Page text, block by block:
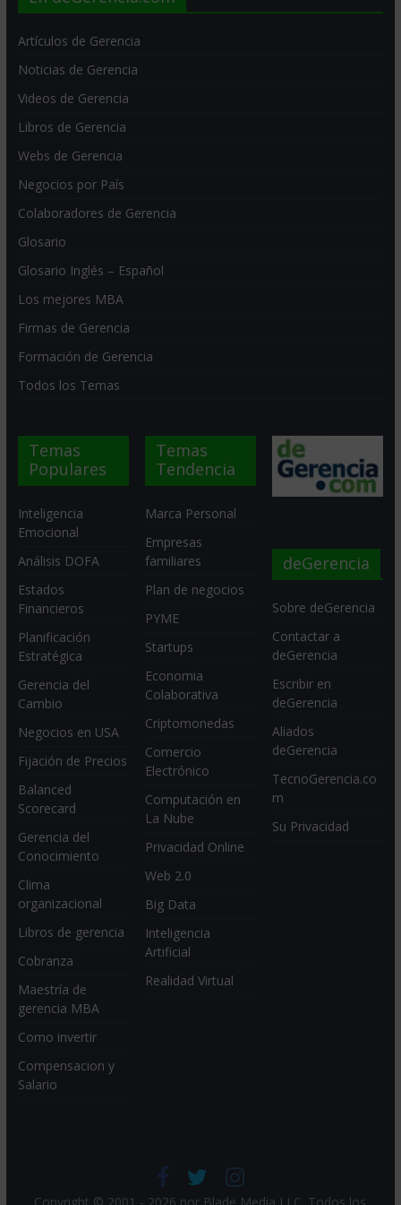
Artículos de Gerencia
Noticias de Gerencia
Videos de Gerencia
Libros de Gerencia
Webs de Gerencia
Negocios por País
Colaboradores de Gerencia
Glosario
Glosario Inglés – Español
Los mejores MBA
Firmas de Gerencia
Formación de Gerencia
Todos los Temas
Temas
Populares
Inteligencia
Emocional
Análisis DOFA
Estados
Financieros
Planificación
Estratégica
Gerencia del
Cambio
Negocios en USA
Fijación de Precios
Balanced
Scorecard
Gerencia del
Conocimiento
Clima
organizacional
Libros de gerencia
Cobranza
Maestría de
gerencia MBA
Como invertir
Compensacion y
Salario
Temas
Tendencia
Marca Personal
Empresas
familiares
Plan de negocios
PYME
Startups
Economia
Colaborativa
Criptomonedas
Comercio
Electrónico
Computación en
La Nube
Privacidad Online
Web 2.0
Big Data
Inteligencia
Artificial
Realidad Virtual
deGerencia
Sobre deGerencia
Contactar a
deGerencia
Escribir en
deGerencia
Aliados
deGerencia
TecnoGerencia.co
m
Su Privacidad